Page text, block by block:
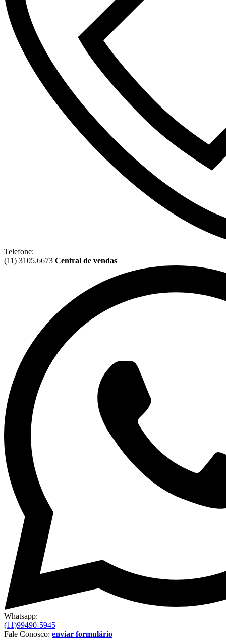
Telefone:
(11) 3105.6673 Central de vendas
Whatsapp:
(11)99490-5945
Fale Conosco: enviar formulário